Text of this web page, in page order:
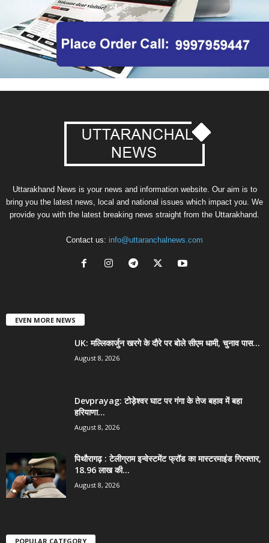
Uttarakhand News is your news and information website. Our aim is to
bring you the latest news, local and national issues which impact you. We
provide you with the latest breaking news straight from the Uttarakhand.
Contact us: info@uttaranchalnews.com
EVEN MORE NEWS
UK: मल्लिकार्जुन खरगे के दौरे पर बोले सीएम धामी, चुनाव पास...
August 8, 2026
Devprayag: टोड़ेश्वर घाट पर गंगा के तेज बहाव में बहा
हरियाणा...
August 8, 2026
पिथौरागढ़ : टेलीग्राम इन्वेस्टमेंट फ्रॉड का मास्टरमाइंड गिरफ्तार,
18.96 लाख की...
August 8, 2026
POPULAR CATEGORY